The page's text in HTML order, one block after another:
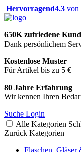
Hervorragend4.3 von
650K zufriedene
Dank persönlichem
Kostenlose Muster
Für Artikel bis zu 5 €
80 Jahre Erfahrung
Wir kennen Ihren
Suche Login
Alle Kategorien
Zurück Kategorien
Flaschen, Gläser